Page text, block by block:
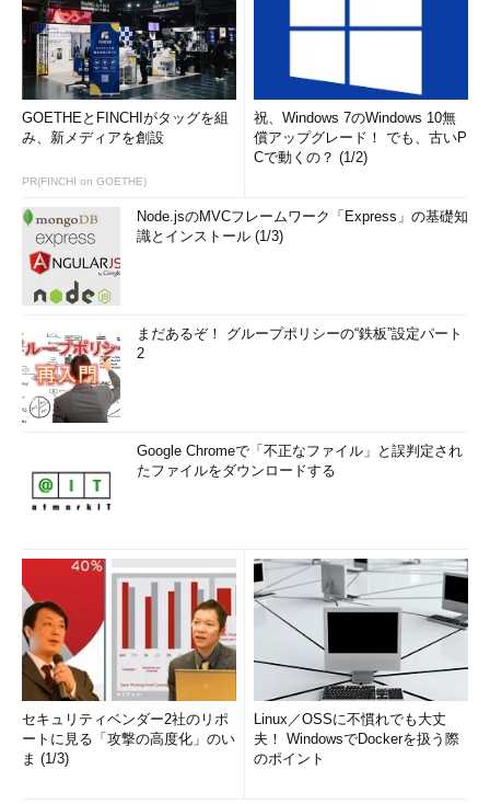
GOETHEとFINCHIがタッグを組
み、新メディアを創設
PR(FINCHI on GOETHE)
祝、Windows 7のWindows 10無
償アップグレード！ でも、古いP
Cで動くの？ (1/2)
Node.jsのMVCフレームワーク「Express」の基礎知
識とインストール (1/3)
まだあるぞ！ グループポリシーの“鉄板”設定パート
2
Google Chromeで「不正なファイル」と誤判定され
たファイルをダウンロードする
セキュリティベンダー2社のリポ
ートに見る「攻撃の高度化」のい
ま (1/3)
Linux／OSSに不慣れでも大丈
夫！ WindowsでDockerを扱う際
のポイント